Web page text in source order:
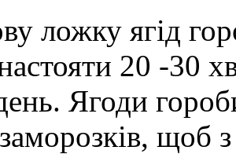
ложку ягід
20 -30
Ягоди
щоб з